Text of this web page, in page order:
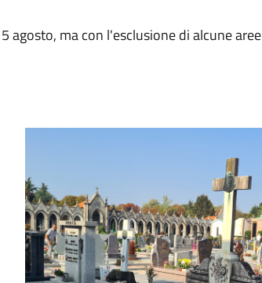
agosto, ma con l'esclusione di alcune aree